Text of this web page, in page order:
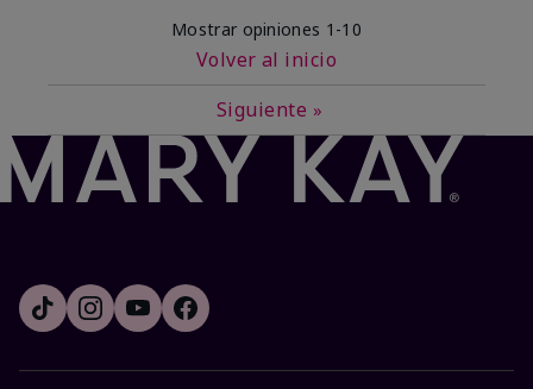
Mostrar opiniones 1-10
Volver al inicio
Siguiente »